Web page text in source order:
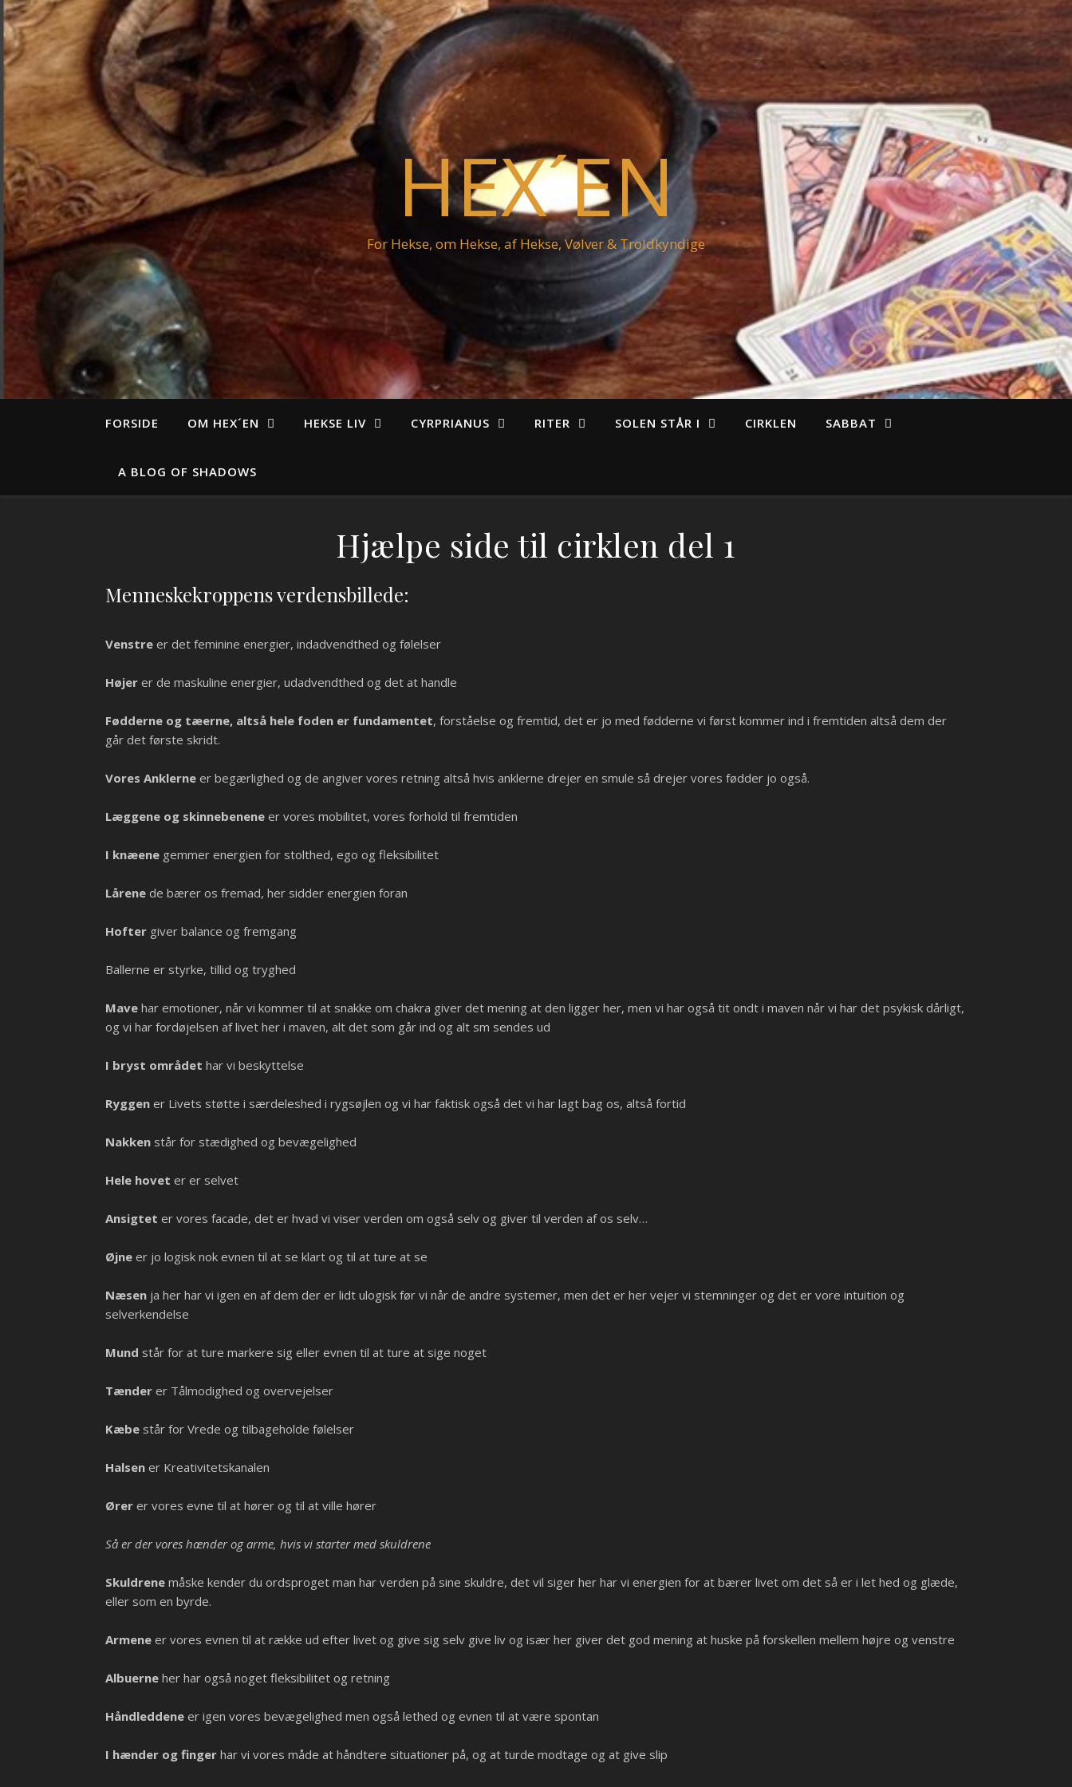
HEX´EN
For Hekse, om Hekse, af Hekse, Vølver & Troldkyndige
FORSIDE OM HEX´EN HEKSE LIV CYRPRIANUS RITER SOLEN STÅR I CIRKLEN SABBAT
A BLOG OF SHADOWS
Hjælpe side til cirklen del 1
Menneskekroppens verdensbillede:
Venstre er det feminine energier, indadvendthed og følelser
Højer er de maskuline energier, udadvendthed og det at handle
Fødderne og tæerne, altså hele foden er fundamentet, forståelse og fremtid, det er jo med fødderne vi først kommer ind i fremtiden altså dem der
går det første skridt.
Vores Anklerne er begærlighed og de angiver vores retning altså hvis anklerne drejer en smule så drejer vores fødder jo også.
Læggene og skinnebenene er vores mobilitet, vores forhold til fremtiden
I knæene gemmer energien for stolthed, ego og fleksibilitet
Lårene de bærer os fremad, her sidder energien foran
Hofter giver balance og fremgang
Ballerne er styrke, tillid og tryghed
Mave har emotioner, når vi kommer til at snakke om chakra giver det mening at den ligger her, men vi har også tit ondt i maven når vi har det psykisk dårligt,
og vi har fordøjelsen af livet her i maven, alt det som går ind og alt sm sendes ud
I bryst området har vi beskyttelse
Ryggen er Livets støtte i særdeleshed i rygsøjlen og vi har faktisk også det vi har lagt bag os, altså fortid
Nakken står for stædighed og bevægelighed
Hele hovet er er selvet
Ansigtet er vores facade, det er hvad vi viser verden om også selv og giver til verden af os selv…
Øjne er jo logisk nok evnen til at se klart og til at ture at se
Næsen ja her har vi igen en af dem der er lidt ulogisk før vi når de andre systemer, men det er her vejer vi stemninger og det er vore intuition og
selverkendelse
Mund står for at ture markere sig eller evnen til at ture at sige noget
Tænder er Tålmodighed og overvejelser
Kæbe står for Vrede og tilbageholde følelser
Halsen er Kreativitetskanalen
Ører er vores evne til at hører og til at ville hører
Så er der vores hænder og arme, hvis vi starter med skuldrene
Skuldrene måske kender du ordsproget man har verden på sine skuldre, det vil siger her har vi energien for at bærer livet om det så er i let hed og glæde,
eller som en byrde.
Armene er vores evnen til at række ud efter livet og give sig selv give liv og især her giver det god mening at huske på forskellen mellem højre og venstre
Albuerne her har også noget fleksibilitet og retning
Håndleddene er igen vores bevægelighed men også lethed og evnen til at være spontan
I hænder og finger har vi vores måde at håndtere situationer på, og at turde modtage og at give slip